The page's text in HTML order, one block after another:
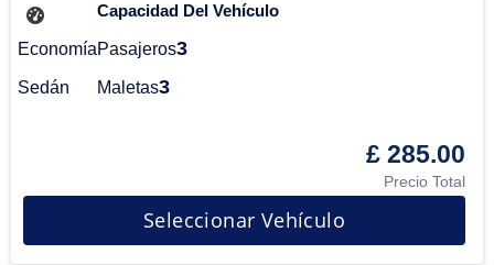
Economía
Sedán
Capacidad Del Vehículo
Pasajeros3
Maletas3
£ 285.00
Precio Total
Seleccionar Vehículo